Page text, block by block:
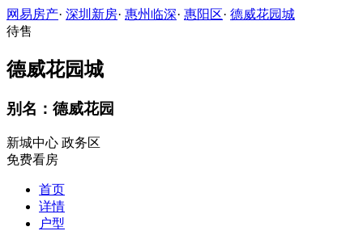
网易房产· 深圳新房· 惠州临深· 惠阳区· 德威花园城
待售
德威花园城
别名：德威花园
新城中心 政务区
免费看房
首页
详情
户型